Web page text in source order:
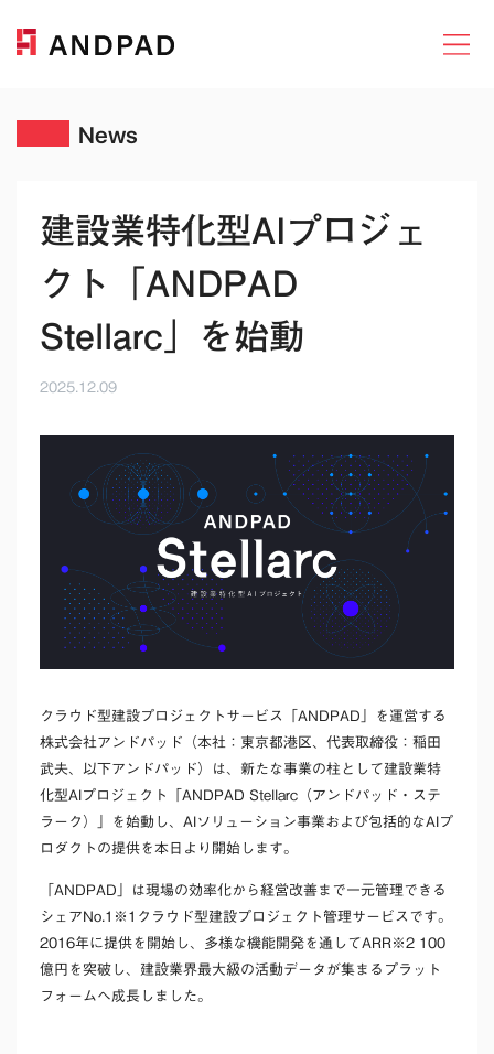
News
建設業特化型AIプロジェ
クト「ANDPAD
Stellarc」を始動
2025.12.09
クラウド型建設プロジェクトサービス「ANDPAD」を運営する
株式会社アンドパッド（本社：東京都港区、代表取締役：稲田
武夫、以下アンドパッド）は、新たな事業の柱として建設業特
化型AIプロジェクト「ANDPAD Stellarc （アンドパッド・ステ
ラーク）
」を始動し、AIソリューション事業および包括的なAIプ
ロダクトの提供を本日より開始します。
「ANDPAD」は現場の効率化から経営改善まで一元管理できる
シェアNo.1 ※1 クラウド型建設プロジェクト管理サービスです。
2016年に提供を開始し、多様 な機能開発を通してARR ※2 100
億円を突破し、建設業界最大級の活動データが集まるプラット
フォームへ成長しました。